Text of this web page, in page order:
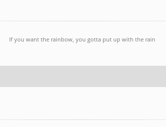
If you want the rainbow, you gotta put up with the rain